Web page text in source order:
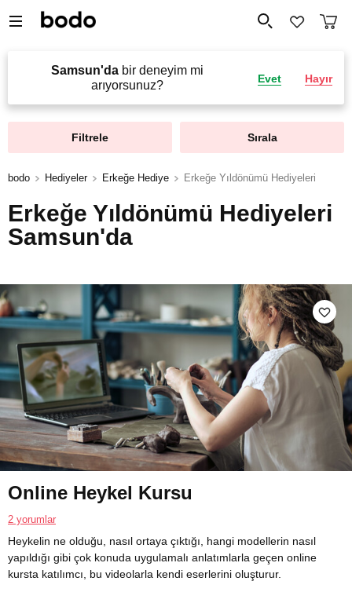
Samsun'dabir deneyim mi
arıyorsunuz?
Evet Hayır
Filtrele Sırala
bodo Hediyeler Erkeğe Hediye Erkeğe Yıldönümü Hediyeleri
Erkeğe Yıldönümü Hediyeleri
Samsun'da
Online Heykel Kursu
2 yorumlar
Heykelin ne olduğu, nasıl ortaya çıktığı, hangi modellerin nasıl
yapıldığı gibi çok konuda uygulamalı anlatımlarla geçen online
kursta katılımcı, bu videolarla kendi eserlerini oluşturur.